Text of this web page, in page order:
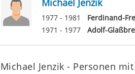
Michael Jenzik - Personen
Michael Jenzik
1977 - 1981 Ferdinand-
1971 - 1977
Adolf-